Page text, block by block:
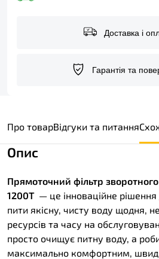
Доставка і
Гарантія та
Про товарВідгуки та питання
Опис
Прямоточний фільтр
1200T — це інноваційне
пити якісну, чисту воду щодня,
ресурсів та часу на
просто очищує питну воду, а
максимально комфортним,